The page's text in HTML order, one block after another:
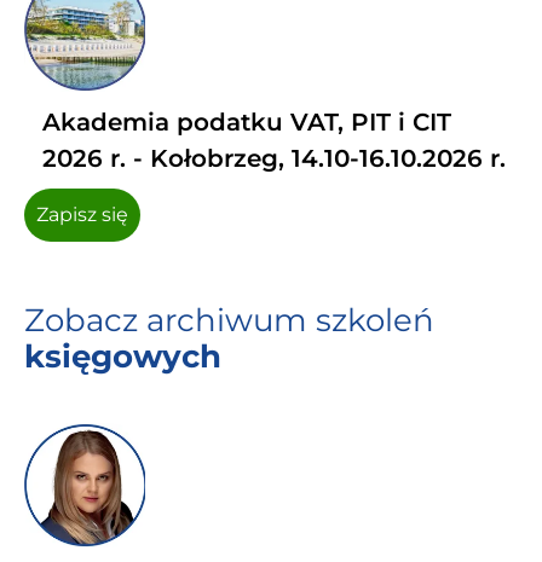
Akademia podatku VAT, PIT i CIT
2026 r. - Kołobrzeg, 14.10-16.10.2026 r.
Zapisz się
Zobacz archiwum szkoleń
księgowych